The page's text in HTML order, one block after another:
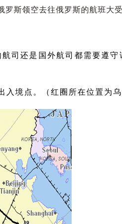
罗斯领空去往俄罗斯的航班大
司还是国外航司都需要遵守
入境点。（红圈所在位置为乌